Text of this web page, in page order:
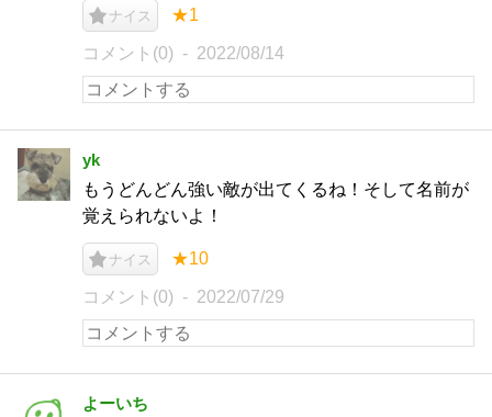
ナイス ★1
コメント(0) 2022/08/14
yk
もうどんどん強い敵が出てくるね！そして名前が
覚えられないよ！
ナイス ★10
コメント(0) 2022/07/29
よーいち